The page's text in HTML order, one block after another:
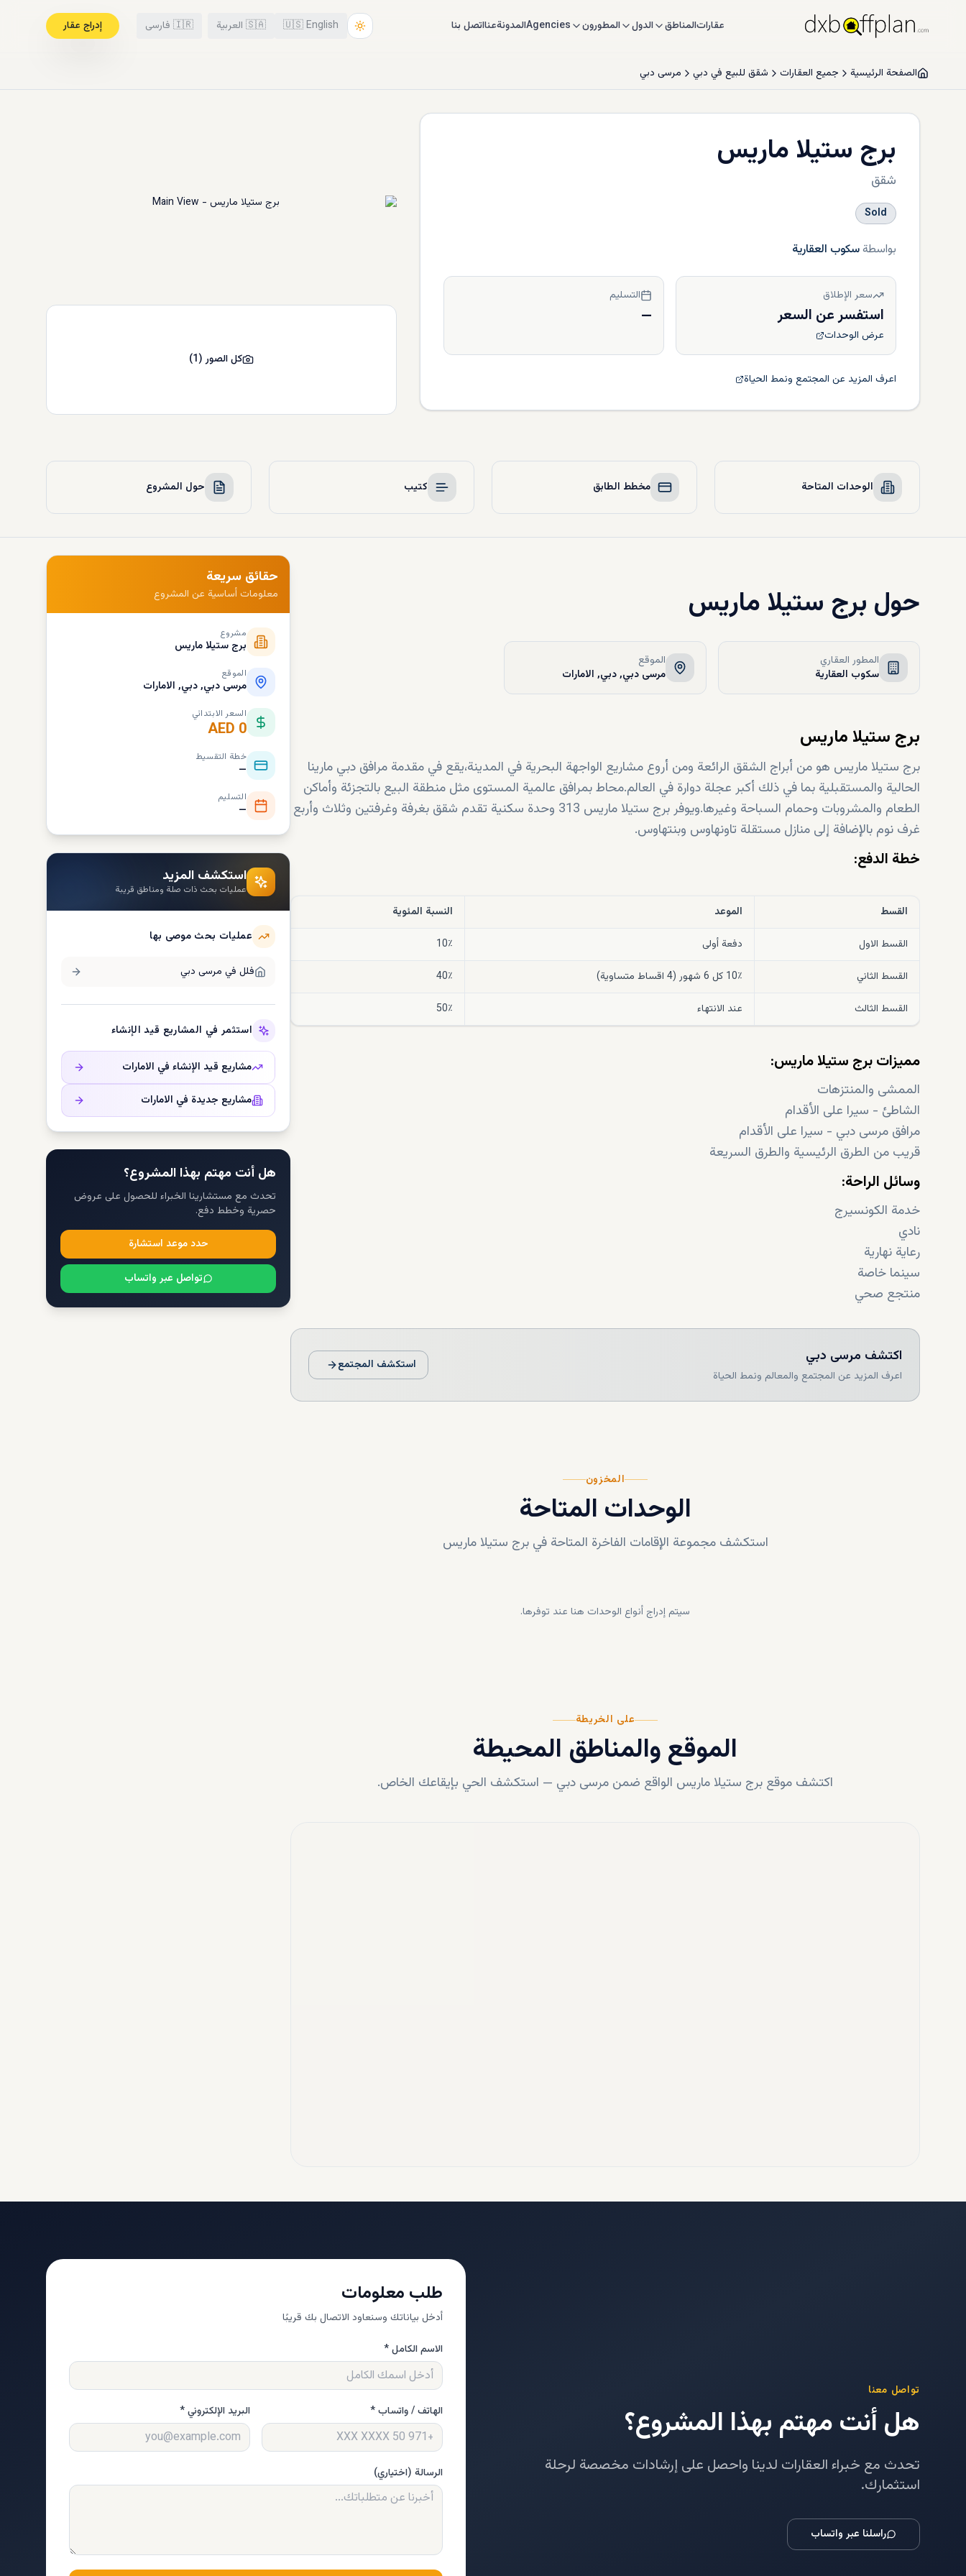
عقاراتالمناطق الدول المطورون Agenciesالمدونةعنااتصل بنا 🇺🇸English
🇸🇦 العربية 🇮🇷 فارسی إدراج عقار
الصفحة الرئيسية جميع العقارات شقق للبيع في دبي مرسى دبي
برج ستيلا ماريس
شقق
Sold
بواسطةسكوب العقارية
سعر الإطلاق
استفسر عن السعر
عرض الوحدات
التسليم
—
اعرف المزيد عن المجتمع ونمط الحياة
كل الصور(
1
)
الوحدات المتاحة مخطط الطابق كتيب حول المشروع
حول برج ستيلا ماريس
المطور العقاري
سكوب العقارية
الموقع
مرسى دبي, دبي, الامارات
برج ستيلا ماريس
برج ستيلا ماريس هو من أبراج الشقق الرائعة ومن أروع مشاريع الواجهة البحرية في المدينة،يقع في مقدمة مرافق دبي مارينا
الحالية والمستقبلية بما في ذلك أكبر عجلة دوارة في العالم.محاط بمرافق عالمية المستوى مثل منطقة البيع بالتجزئة وأماكن
الطعام والمشروبات وحمام السباحة وغيرها.ويوفر برج ستيلا ماريس 313 وحدة سكنية تقدم شقق بغرفة وغرفتين وثلاث وأربع
غرف نوم بالإضافة إلى منازل مستقلة تاونهاوس وبنتهاوس.
خطة الدفع:
القسط الموعد النسبة المئوية
القسط الاول دفعة أولى 10٪
القسط الثاني 10٪ كل 6 شهور (4 اقساط متساوية) 40٪
القسط الثالث عند الانتهاء 50٪
مميزات برج ستيلا ماريس:
الممشى والمنتزهات
الشاطئ - سيرا على الأقدام
مرافق مرسى دبي - سيرا على الأقدام
قريب من الطرق الرئيسية والطرق السريعة
وسائل الراحة:
خدمة الكونسيرج
نادي
رعاية نهارية
سينما خاصة
منتجع صحي
حمامات
مسار للركض
صالة
خدمة صف السيارات
اكتشف مرسى دبي
اعرف المزيد عن المجتمع والمعالم ونمط الحياة
استكشف المجتمع
المخزون
الوحدات المتاحة
استكشف مجموعة الإقامات الفاخرة المتاحة في برج ستيلا ماريس
سيتم إدراج أنواع الوحدات هنا عند توفرها.
على الخريطة
الموقع والمناطق المحيطة
اكتشف موقع برج ستيلا ماريس الواقع ضمن مرسى دبي — استكشف الحي بإيقاعك الخاص.
حقائق سريعة
معلومات أساسية عن المشروع
مشروع
برج ستيلا ماريس
الموقع
مرسى دبي, دبي, الامارات
السعر الابتدائي
AED 0
خطة التقسيط
—
التسليم
—
استكشف المزيد
عمليات بحث ذات صلة ومناطق قريبة
عمليات بحث موصى بها
فلل في مرسى دبي
استثمر في المشاريع قيد الإنشاء
مشاريع قيد الإنشاء في الامارات
مشاريع جديدة في الامارات
هل أنت مهتم بهذا المشروع؟
تحدث مع مستشارينا الخبراء للحصول على عروض
حصرية وخطط دفع.
حدد موعد استشارة
تواصل عبر واتساب
تواصل معنا
هل أنت مهتم بهذا المشروع؟
تحدث مع خبراء العقارات لدينا واحصل على إرشادات مخصصة لرحلة
استثمارك.
راسلنا عبر واتساب
طلب معلومات
أدخل بياناتك وسنعاود الاتصال بك قريبًا
الاسم الكامل *
الهاتف / واتساب * البريد الإلكتروني *
الرسالة (اختياري)